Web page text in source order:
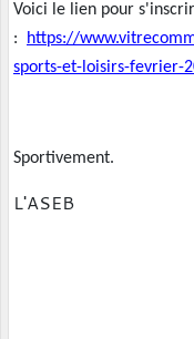
Voici le lien pour
:
https://
sports-et-loisirs-fevrier-
Sportivement.
L'ASEB